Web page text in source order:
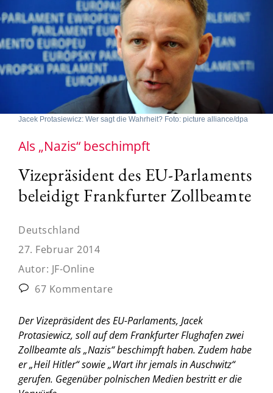
Jacek Protasiewicz: Wer sagt die Wahrheit? Foto: picture alliance/dpa
Als „Nazis“ beschimpft
Vizepräsident des EU-Parlaments
beleidigt Frankfurter Zollbeamte
Deutschland
27. Februar 2014
Autor: JF-Online
67 Kommentare
Der Vizepräsident des EU-Parlaments, Jacek
Protasiewicz, soll auf dem Frankfurter Flughafen zwei
Zollbeamte als „Nazis“ beschimpft haben. Zudem habe
er „Heil Hitler“ sowie „Wart ihr jemals in Auschwitz“
gerufen. Gegenüber polnischen Medien bestritt er die